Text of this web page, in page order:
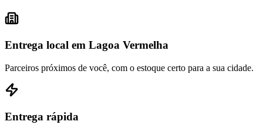
Entrega local em Lagoa Vermelha
Parceiros próximos de você, com o estoque certo para a sua cidade.
Entrega rápida